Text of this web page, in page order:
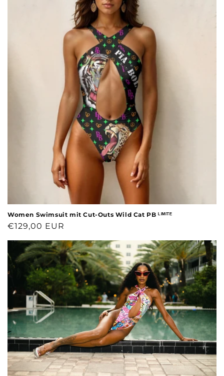
Women Swimsuit mit Cut-Outs Wild Cat PB ᴸᴵᴹᴵᵀᴱ
Normaler
€129,00 EUR